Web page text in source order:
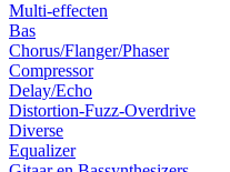
Multi-effecten
Bas
Chorus/Flanger/Phaser
Compressor
Delay/Echo
Distortion-Fuzz-Overdrive
Diverse
Equalizer